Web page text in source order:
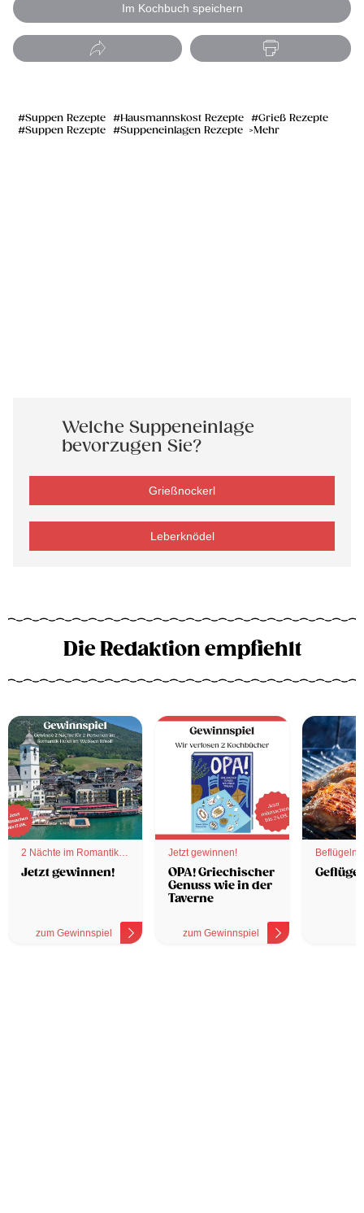
Im Kochbuch speichern
Suppen Rezepte Hausmannskost Rezepte
Grieß Rezepte
Suppen Rezepte
Suppeneinlagen Rezepte Mehr
Welche Suppeneinlage
bevorzugen Sie?
Grießnockerl
Leberknödel
Die Redaktion empfiehlt
2 Nächte im Romantik
Hotel
Jetzt gewinnen!
zum Gewinnspiel
Jetzt gewinnen!
OPA! Griechischer
Genuss wie in der
Taverne
zum Gewinnspiel